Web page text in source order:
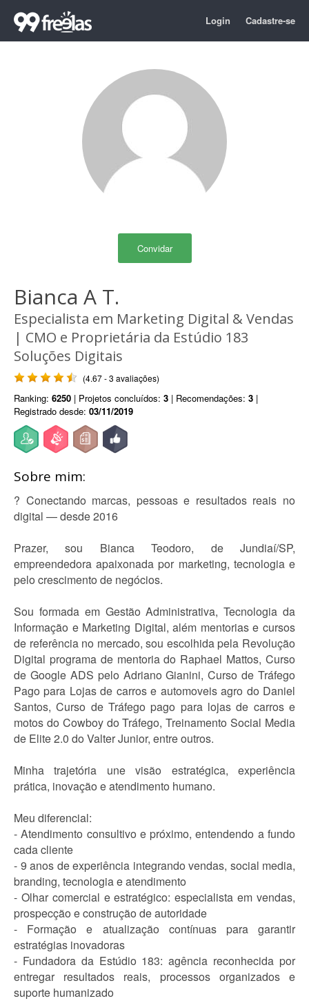
Login Cadastre-se
Convidar
Bianca A T.
Especialista em Marketing Digital & Vendas
| CMO e Proprietária da Estúdio 183
Soluções Digitais
(4.67 - 3 avaliações)
Ranking: 6250 | Projetos concluídos: 3 | Recomendações: 3 |
Registrado desde: 03/11/2019
Sobre mim:
? Conectando marcas, pessoas e resultados reais no
digital — desde 2016
Prazer, sou Bianca Teodoro, de Jundiaí/SP,
empreendedora apaixonada por marketing, tecnologia e
pelo crescimento de negócios.
Sou formada em Gestão Administrativa, Tecnologia da
Informação e Marketing Digital, além mentorias e cursos
de referência no mercado, sou escolhida pela Revolução
Digital programa de mentoria do Raphael Mattos, Curso
de Google ADS pelo Adriano Gianini, Curso de Tráfego
Pago para Lojas de carros e automoveis agro do Daniel
Santos, Curso de Tráfego pago para lojas de carros e
motos do Cowboy do Tráfego, Treinamento Social Media
de Elite 2.0 do Valter Junior, entre outros.
Minha trajetória une visão estratégica, experiência
prática, inovação e atendimento humano.
Meu diferencial:
- Atendimento consultivo e próximo, entendendo a fundo
cada cliente
- 9 anos de experiência integrando vendas, social media,
branding, tecnologia e atendimento
- Olhar comercial e estratégico: especialista em vendas,
prospecção e construção de autoridade
- Formação e atualização contínuas para garantir
estratégias inovadoras
- Fundadora da Estúdio 183: agência reconhecida por
entregar resultados reais, processos organizados e
suporte humanizado